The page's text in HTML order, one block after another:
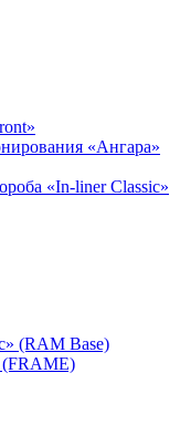
«Ангара»
«In-liner Classic»
(RAM Base)